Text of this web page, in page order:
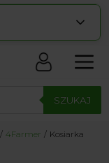
pokaż numer
pokaż numer
SZUKAJ
4Farmer
Kosiarka